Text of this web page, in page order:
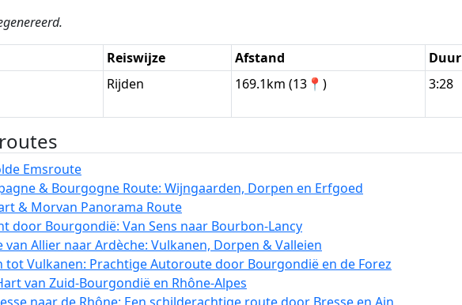
Reiswijze Afstand Duur
Rijden 169.1km (13📍) 3:28
Emsroute
& Bourgogne Route: Wijngaarden, Dorpen en Erfgoed
& Morvan Panorama Route
door Bourgondië: Van Sens naar Bourbon-Lancy
van Allier naar Ardèche: Vulkanen, Dorpen & Valleien
tot Vulkanen: Prachtige Autoroute door Bourgondië en de Forez
van Zuid-Bourgondië en Rhône-Alpes